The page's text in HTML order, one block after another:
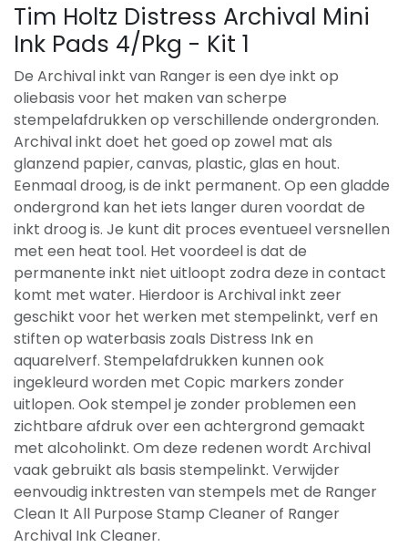
Tim Holtz Distress Archival Mini
Ink Pads 4/Pkg - Kit 1
De Archival inkt van Ranger is een dye inkt op
oliebasis voor het maken van scherpe
stempelafdrukken op verschillende ondergronden.
Archival inkt doet het goed op zowel mat als
glanzend papier, canvas, plastic, glas en hout.
Eenmaal droog, is de inkt permanent. Op een gladde
ondergrond kan het iets langer duren voordat de
inkt droog is. Je kunt dit proces eventueel versnellen
met een heat tool. Het voordeel is dat de
permanente inkt niet uitloopt zodra deze in contact
komt met water. Hierdoor is Archival inkt zeer
geschikt voor het werken met stempelinkt, verf en
stiften op waterbasis zoals Distress Ink en
aquarelverf. Stempelafdrukken kunnen ook
ingekleurd worden met Copic markers zonder
uitlopen. Ook stempel je zonder problemen een
zichtbare afdruk over een achtergrond gemaakt
met alcoholinkt. Om deze redenen wordt Archival
vaak gebruikt als basis stempelinkt. Verwijder
eenvoudig inktresten van stempels met de Ranger
Clean It All Purpose Stamp Cleaner of Ranger
Archival Ink Cleaner.